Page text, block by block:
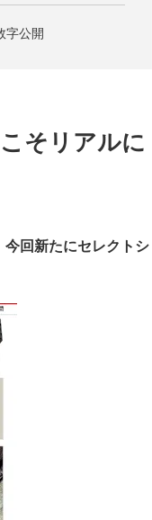
字公開
そリアルに
回新たにセレクトシ